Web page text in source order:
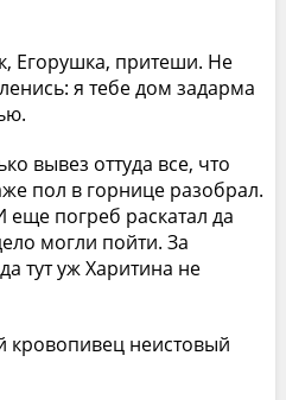
Егорушка, притеши. Не
я тебе дом задарма
вывез оттуда все, что
пол в горнице разобрал.
погреб раскатал да
могли пойти. За
тут уж Харитина не
неистовый